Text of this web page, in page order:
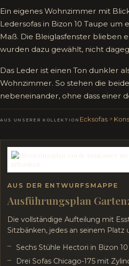
Ein eigenes Wohnzimmer mit
Ledersofas in Bizon 10 Taupe um
Maß. Die Bleiglasfenster blieben
wurden dazu gewählt, nicht
Das Leder ist einen Ton dunkler
Wohnzimmer. So stehen die
nebeneinander, ohne dass einer
AUS UNSERER KOLLEKTION Ecksofas
AUS DER ENTWURFSMAPPE
Ausführungsplan
Die vollständige Aufteilung mit
Sitzbänken, jedes an seinem Platz
Sechs Stühle Hectori in Bizon
Drei Sofas Chicago-175 mit